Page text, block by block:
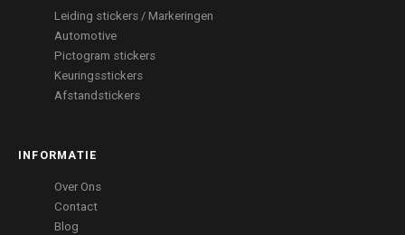
Leiding stickers / Markeringen
Automotive
Pictogram stickers
Keuringsstickers
Afstandstickers
INFORMATIE
Over Ons
Contact
Blog